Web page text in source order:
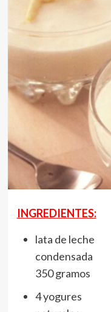
INGREDIENTES:
lata de leche
condensada
350 gramos
4 yogures